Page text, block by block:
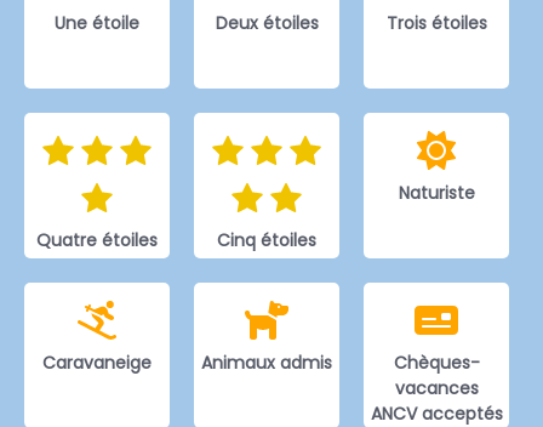
Une étoile Deux étoiles Trois étoiles
Quatre étoiles Cinq étoiles
Naturiste
Caravaneige Animaux admis
Chèques-
vacances
ANCV acceptés